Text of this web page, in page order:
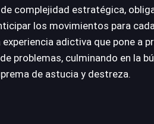
complejidad estratégica,
los movimientos para
adictiva que pone a
problemas, culminando en la
de astucia y destreza.